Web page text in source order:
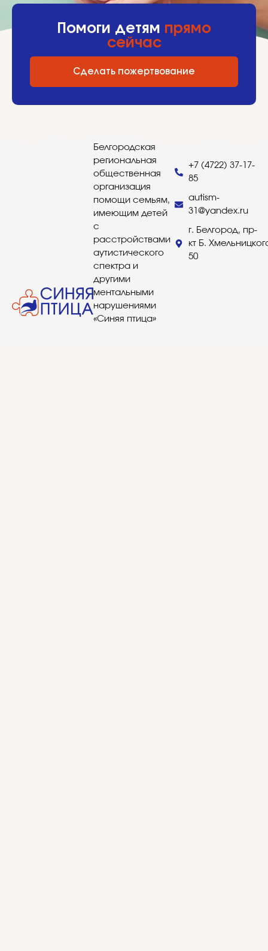
Помоги детям прямо
сейчас
Сделать пожертвование
Белгородская
региональная
общественная
организация
помощи семьям,
имеющим детей
с
расстройствами
аутистического
спектра и
другими
ментальными
нарушениями
«Синяя птица»
+7 (4722) 37-17-
85
autism-
31@yandex.ru
г. Белгород, пр-
кт Б.
50